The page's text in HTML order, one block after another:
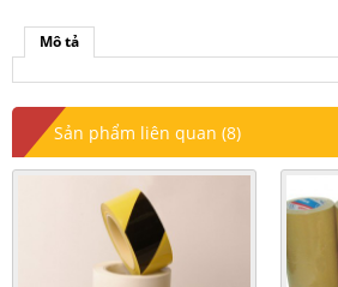
Mô tả
Sản phẩm liên quan (8)